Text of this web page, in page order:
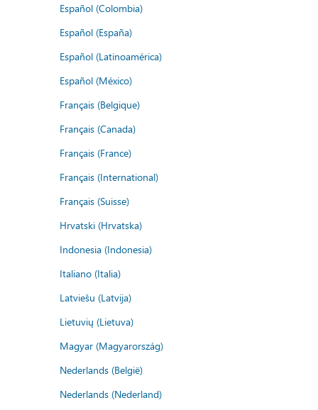
Español (Colombia)
Español (España)
Español (Latinoamérica)
Español (México)
Français (Belgique)
Français (Canada)
Français (France)
Français (International)
Français (Suisse)
Hrvatski (Hrvatska)
Indonesia (Indonesia)
Italiano (Italia)
Latviešu (Latvija)
Lietuvių (Lietuva)
Magyar (Magyarország)
Nederlands (België)
Nederlands (Nederland)